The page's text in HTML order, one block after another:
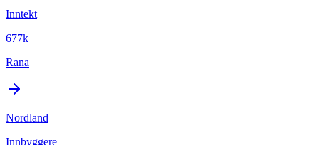
Inntekt
677k
Rana
Nordland
Innbyggere